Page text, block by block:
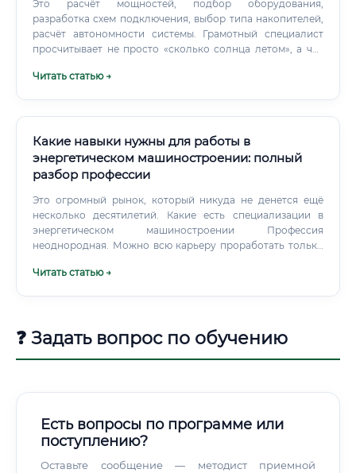
Развитие возобновляемой энергетики, требующей
цифрового управления ✅ Рост требований к
энергоэффективности промышленных предприятий ✅
нейтральности Прогноз по количеству вакансий:
Это расчёт мощностей, подбор оборудования,
разработка схем подключения, выбор типа накопителей,
расчёт автономности системы. Грамотный специалист
просчитывает не просто «сколько солнца летом», а что
температуре минус тридцать.
Читать статью →
Какие навыки нужны для работы в
энергетическом машиностроении: полный
разбор профессии
Это огромный рынок, который никуда не денется ещё
несколько десятилетий. Какие есть специализации в
энергетическом машиностроении Профессия
неоднородная. Можно всю карьеру проработать только
глубокая специализация.
Читать статью →
❓ Задать вопрос по обучению
Есть вопросы по программе или
поступлению?
Оставьте сообщение — методист приемной